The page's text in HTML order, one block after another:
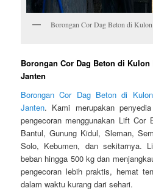
Borongan Cor Dag Beton di
Borongan Cor Dag Beton di Kulon
Janten
Borongan Cor Dag Beton di
Janten. Kami merupakan
pengecoran menggunakan Lift Cor
Bantul, Gunung Kidul, Sleman,
Solo, Kebumen, dan sekitarnya.
beban hingga 500 kg dan
pengecoran lebih praktis, hemat
dalam waktu kurang dari sehari.